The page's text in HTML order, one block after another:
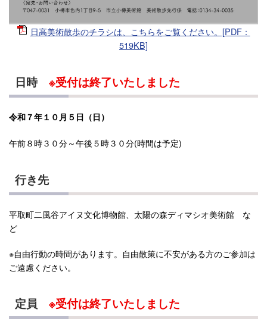
日高美術散歩のチラシは、こちらをご覧ください。[PDF：
519KB]
日時 ※受付は終了いたしました
令和７年１０月５日（日）
午前８時３０分～午後５時３０分(時間は予定)
行き先
平取町二風谷アイヌ文化博物館、太陽の森ディマシオ美術館 な
ど
※自由行動の時間があります。自由散策に不安がある方のご参加は
ご遠慮ください。
定員 ※受付は終了いたしました